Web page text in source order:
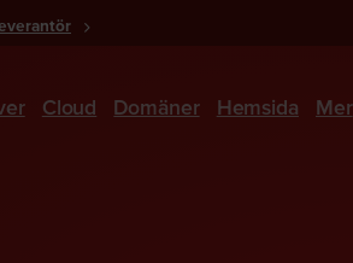
Cloud Domäner Hemsida Mer